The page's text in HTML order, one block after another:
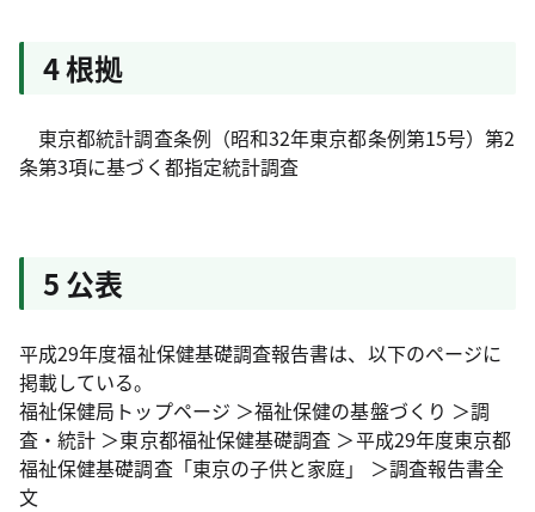
4 根拠
東京都統計調査条例（昭和32年東京都条例第15号）第2
条第3項に基づく都指定統計調査
5 公表
平成29年度福祉保健基礎調査報告書は、以下のページに
掲載している。
福祉保健局トップページ ＞福祉保健の基盤づくり ＞調
査・統計 ＞東京都福祉保健基礎調査 ＞平成29年度東京都
福祉保健基礎調査「東京の子供と家庭」 ＞調査報告書全
文